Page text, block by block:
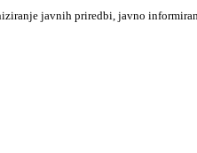
javnih priredbi, javno